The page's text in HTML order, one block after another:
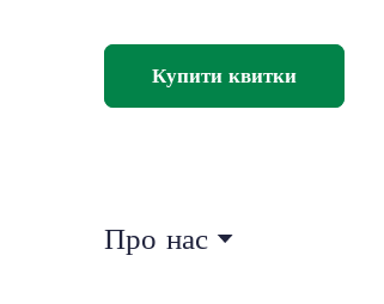
Купити квитки
Про нас